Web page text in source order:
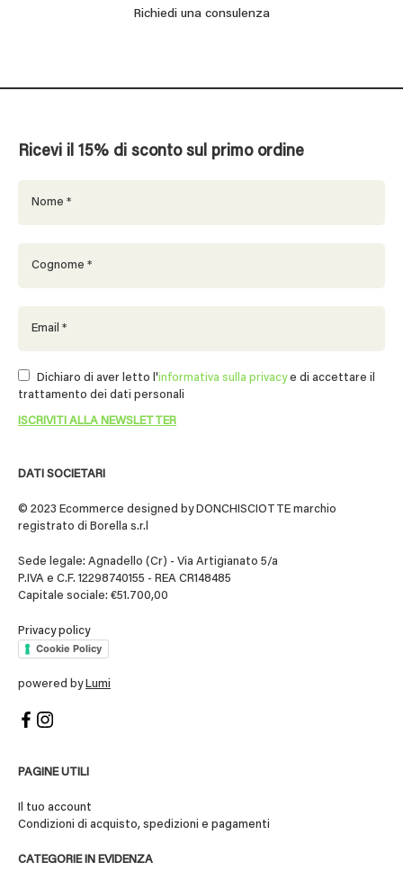
Richiedi una consulenza
DATI SOCIETARI
© 2023 Ecommerce designed by DONCHISCIOTTE marchio
registrato di Borella s.r.l
Sede legale: Agnadello (Cr) - Via Artigianato 5/a
P.IVA e C.F. 12298740155 - REA CR148485
Capitale sociale: €51.700,00
Privacy policy
Cookie Policy
powered by Lumi
PAGINE UTILI
Il tuo account
Condizioni di acquisto, spedizioni e pagamenti
CATEGORIE IN EVIDENZA
Ricevi il 15% di sconto sul primo ordine
Dichiaro di aver letto l'informativa sulla privacye di accettare il
trattamento dei dati personali